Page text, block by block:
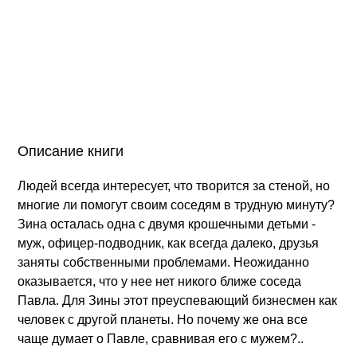
Описание книги
Людей всегда интересует, что творится за стеной, но
многие ли помогут своим соседям в трудную минуту?
Зина осталась одна с двумя крошечными детьми -
муж, офицер-подводник, как всегда далеко, друзья
заняты собственными проблемами. Неожиданно
оказывается, что у нее нет никого ближе соседа
Павла. Для Зины этот преуспевающий бизнесмен как
человек с другой планеты. Но почему же она все
чаще думает о Павле, сравнивая его с мужем?..